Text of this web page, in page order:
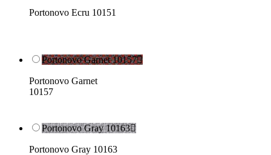
Portonovo Ecru 10151
Portonovo Garnet 10157
Portonovo Garnet
10157
Portonovo Gray 10163
Portonovo Gray 10163